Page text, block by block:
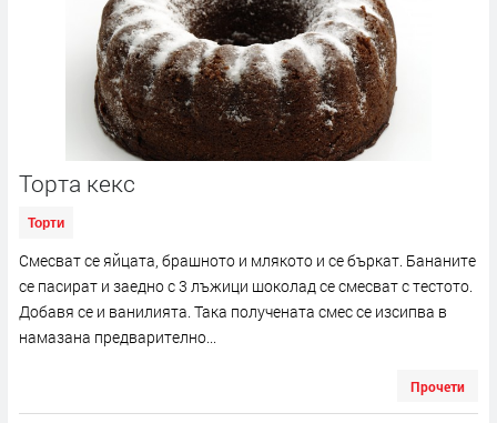
Торта кекс
Торти
Смесват се яйцата, брашното и млякото и се бъркат. Бананите
се пасират и заедно с 3 лъжици шоколад се смесват с тестото.
Добавя се и ванилията. Така получената смес се изсипва в
намазана предварително...
Прочети